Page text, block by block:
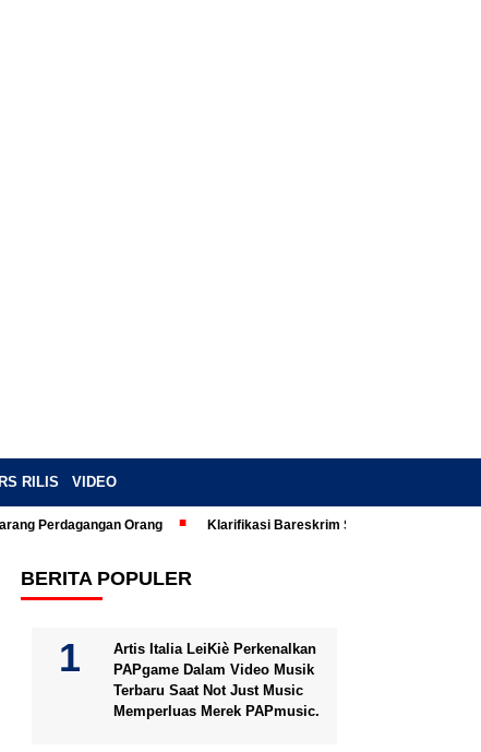
RILIS VIDEO
Perdagangan Orang Klarifikasi Bareskrim Soal Ijazah Jokowi
BERITA POPULER
Artis Italia LeiKiè Perkenalkan
PAPgame Dalam Video Musik
Terbaru Saat Not Just Music
Memperluas Merek PAPmusic.